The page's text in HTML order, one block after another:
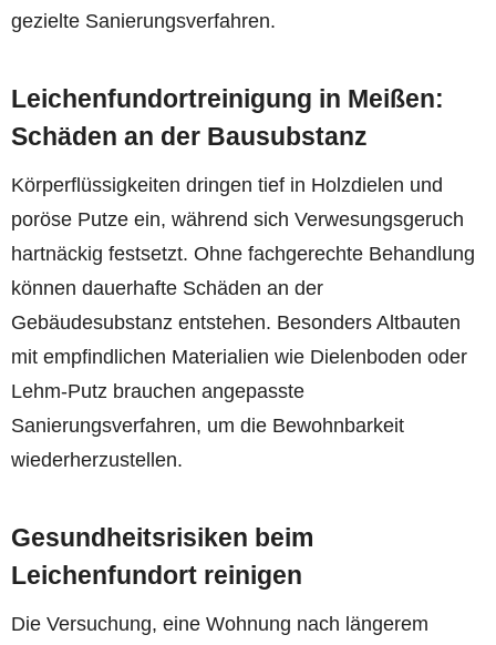
gezielte Sanierungsverfahren.
Leichenfundortreinigung in Meißen:
Schäden an der Bausubstanz
Körperflüssigkeiten dringen tief in Holzdielen und
poröse Putze ein, während sich Verwesungsgeruch
hartnäckig festsetzt. Ohne fachgerechte Behandlung
können dauerhafte Schäden an der
Gebäudesubstanz entstehen. Besonders Altbauten
mit empfindlichen Materialien wie Dielenboden oder
Lehm-Putz brauchen angepasste
Sanierungsverfahren, um die Bewohnbarkeit
wiederherzustellen.
Gesundheitsrisiken beim
Leichenfundort reinigen
Die Versuchung, eine Wohnung nach längerem